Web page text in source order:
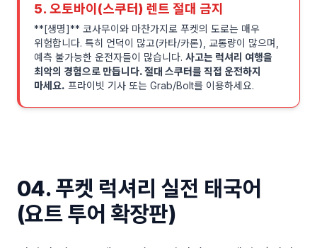
5. 오토바이(스쿠터) 렌트 절대 금지
**[생명]** 코사무이와 마찬가지로 푸켓의 도로는 매우
위험합니다. 특히 언덕이 많고(카타/카론), 교통량이 많으며,
예측 불가능한 운전자들이 많습니다. 사고는 럭셔리 여행을
최악의 경험으로 만듭니다. 절대 스쿠터를 직접 운전하지
마세요. 프라이빗 기사 또는 Grab/Bolt를 이용하세요.
04. 푸켓 럭셔리 실전 태국어
(요트 투어 확장판)